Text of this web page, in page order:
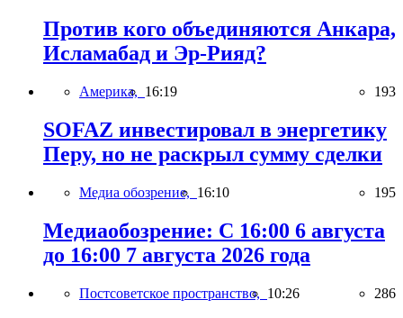
Против кого объединяются Анкара,
Исламабад и Эр-Рияд?
Америка, 16:19 193
SOFAZ инвестировал в энергетику
Перу, но не раскрыл сумму сделки
Медиа обозрение, 16:10 195
Медиаобозрение: С 16:00 6 августа
до 16:00 7 августа 2026 года
Постсоветское пространство, 10:26 286